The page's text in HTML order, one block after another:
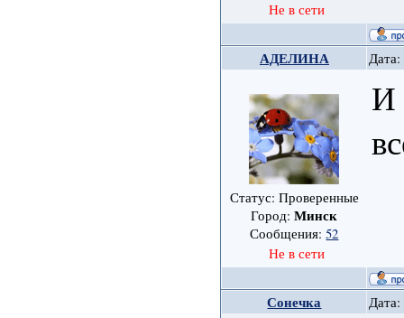
Не в сети
АДЕЛИНА Дата:
Статус: Проверенные
Город:Минск
Сообщения:52
Не в сети
И
Сонечка